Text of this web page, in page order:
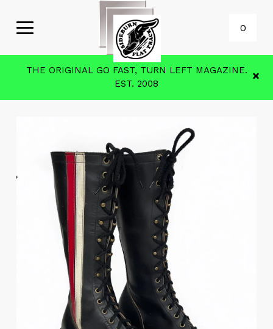
0
THE ORIGINAL GO FAST, TURN LEFT MAGAZINE.
EST. 2008